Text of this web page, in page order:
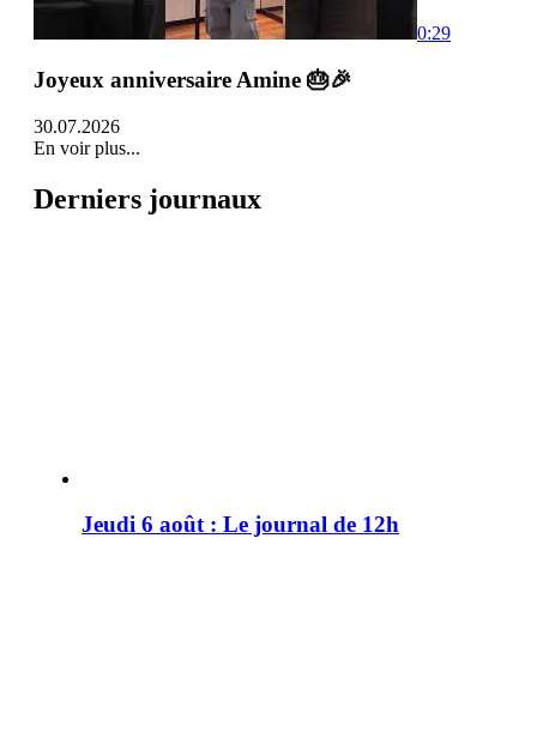
0:29
Joyeux anniversaire Amine 🎂🎉
30.07.2026
En voir plus...
Derniers journaux
Jeudi 6 août : Le journal de 12h